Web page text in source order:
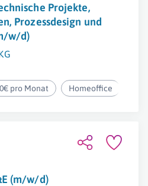
Projekte,
Prozessdesign und
w/d)
pro Monat Homeoffice
(m/w/d)